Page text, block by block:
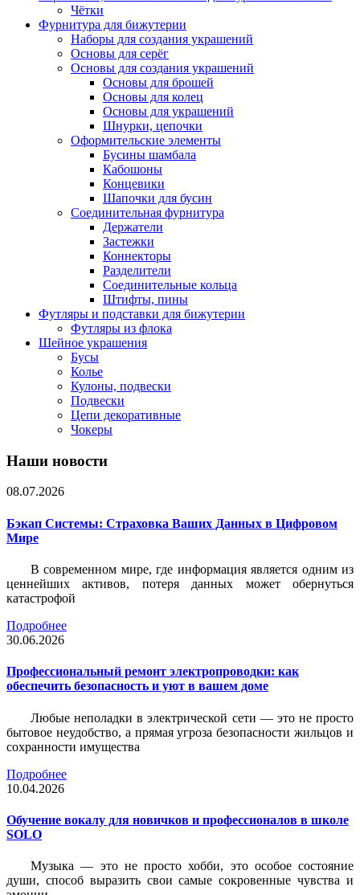
Чётки
Фурнитура для бижутерии
Наборы для создания украшений
Основы для серёг
Основы для создания украшений
Основы для брошей
Основы для колец
Основы для украшений
Шнурки, цепочки
Оформительские элементы
Бусины шамбала
Кабошоны
Концевики
Шапочки для бусин
Соединительная фурнитура
Держатели
Застежки
Коннекторы
Разделители
Соединительные кольца
Штифты, пины
Футляры и подставки для бижутерии
Футляры из флока
Шейное украшения
Бусы
Колье
Кулоны, подвески
Подвески
Цепи декоративные
Чокеры
Наши новости
08.07.2026
Бэкап Системы: Страховка Ваших Данных в Цифровом
Мире
В современном мире, где информация является одним из
ценнейших активов, потеря данных может обернуться
катастрофой
Подробнее
30.06.2026
Профессиональный ремонт электропроводки: как
обеспечить безопасность и уют в вашем доме
Любые неполадки в электрической сети — это не просто
бытовое неудобство, а прямая угроза безопасности жильцов и
сохранности имущества
Подробнее
10.04.2026
Обучение вокалу для новичков и профессионалов в школе
SOLO
Музыка — это не просто хобби, это особое состояние
души, способ выразить свои самые сокровенные чувства и